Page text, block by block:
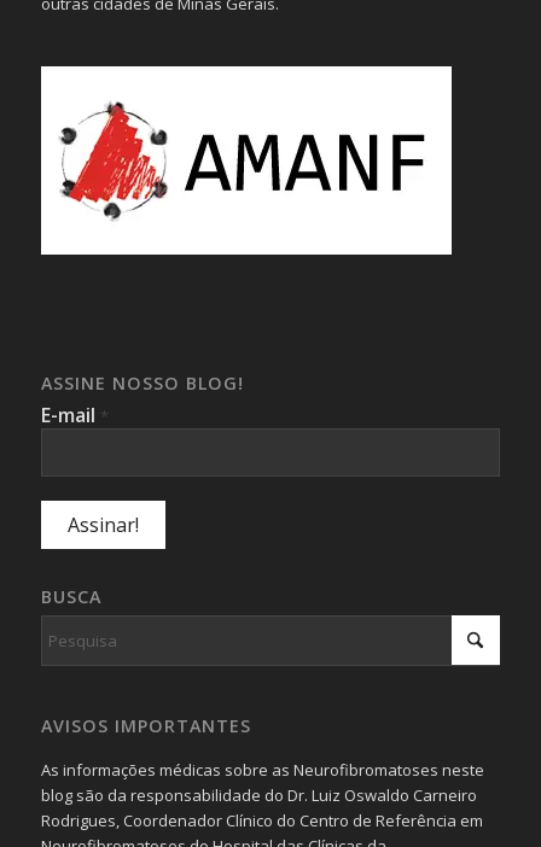
ASSINE NOSSO BLOG!
E-mail *
BUSCA
AVISOS IMPORTANTES
As informações médicas sobre as Neurofibromatoses neste
blog são da responsabilidade do Dr. Luiz Oswaldo Carneiro
Rodrigues, Coordenador Clínico do Centro de Referência em